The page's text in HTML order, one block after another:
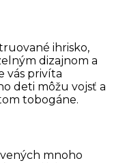
ihrisko,
dizajnom a
vás privíta
deti môžu vojsť a
tobogáne.
mnoho